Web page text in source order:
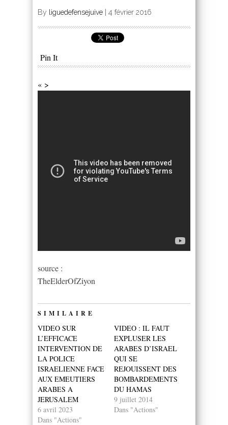
By liguedefensejuive | 4 février 2016
Pin It
« >
source :
TheElderOfZiyon
SIMILAIRE
VIDEO SUR
L’EFFICACE
INTERVENTION DE
LA POLICE
ISRAELIENNE FACE
AUX EMEUTIERS
ARABES A
JERUSALEM
6 avril 2023
Dans "Actions"
VIDEO : IL FAUT
EXPLUSER LES
ARABES D’ISRAEL
QUI SE
REJOUISSENT DES
BOMBARDEMENTS
DU HAMAS
9 juillet 2014
Dans "Actions"